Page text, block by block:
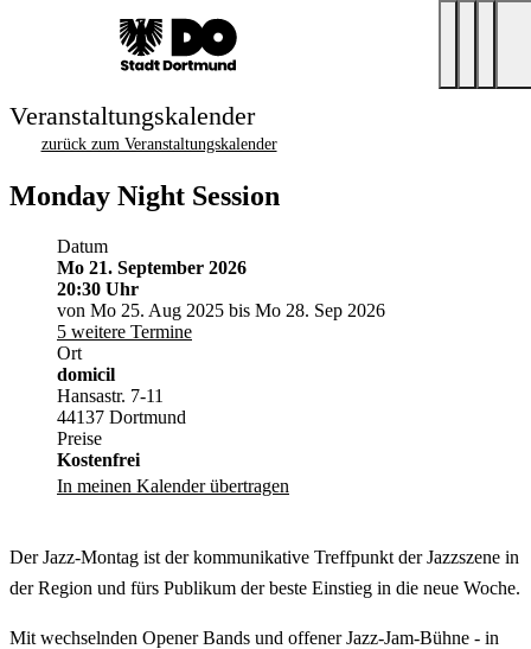
Veranstaltungskalender
zurück zum Veranstaltungskalender
Monday Night Session
Datum
Mo 21. September 2026
20:30 Uhr
von Mo 25. Aug 2025 bis Mo 28. Sep 2026
5 weitere Termine
Ort
domicil
Hansastr. 7-11
44137 Dortmund
Preise
Kostenfrei
In meinen Kalender übertragen
Der Jazz-Montag ist der kommunikative Treffpunkt der Jazzszene in
der Region und fürs Publikum der beste Einstieg in die neue Woche.
Mit wechselnden Opener Bands und offener Jazz-Jam-Bühne - in